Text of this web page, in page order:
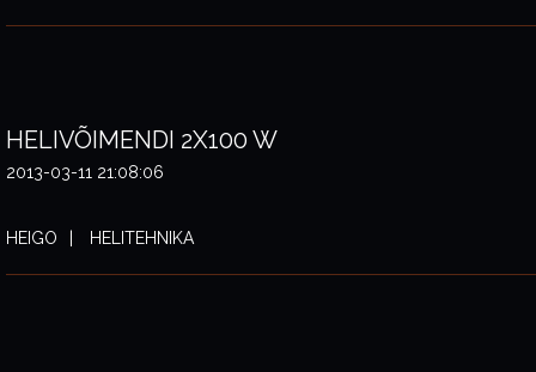
HELIVÕIMENDI 2X100 W
2013-03-11 21:08:06
HEIGO HELITEHNIKA